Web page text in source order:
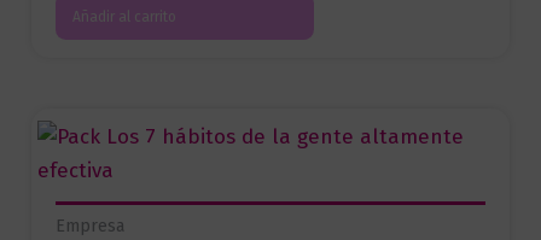
Añadir al carrito
Empresa